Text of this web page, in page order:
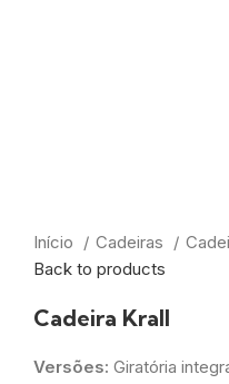
Início Cadeiras
Back to products
Cadeira Krall
Versões: Giratória